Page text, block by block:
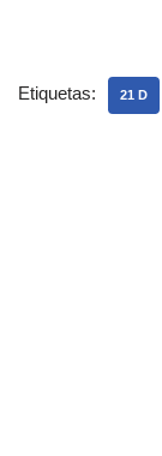
Etiquetas: 21 D